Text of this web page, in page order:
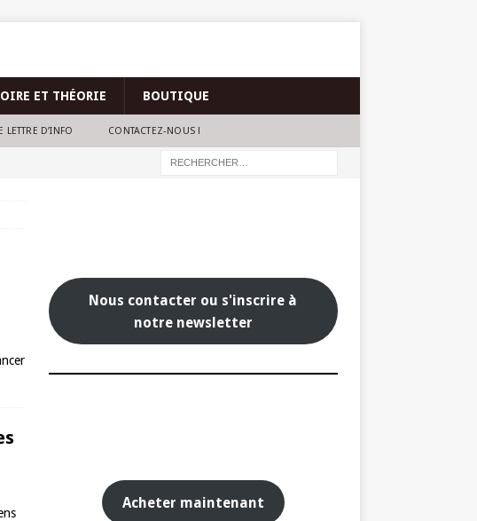
ET THÉORIE BOUTIQUE
LETTRE D’INFO CONTACTEZ-NOUS !
Nous contacter ou s'inscrire à
notre newsletter
Acheter maintenant